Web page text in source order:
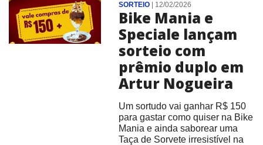
SORTEIO| 12/02/2026
Bike Mania e
Speciale lançam
sorteio com
prêmio duplo em
Artur Nogueira
Um sortudo vai ganhar R$ 150
para gastar como quiser na Bike
Mania e ainda saborear uma
Taça de Sorvete irresistível na